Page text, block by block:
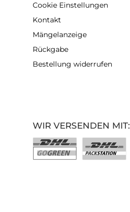
Cookie Einstellungen
Kontakt
Mängelanzeige
Rückgabe
Bestellung widerrufen
WIR VERSENDEN MIT: